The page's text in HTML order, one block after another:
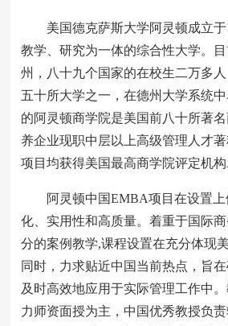
美国德克萨斯大学阿灵顿成立于
教学、研究为一体的综合性大学。
州，八十九个国家的在校生二万多
五十所大学之一，在德州大学系统
的阿灵顿商学院是美国前八十所著
养企业现职中层以上高级管理人才
项目均获得美国最高商学院评定机构
阿灵顿中国EMBA项目在设置上
化、实用性和高质量。着重于国际
分的案例教学,课程设置在充分体现
同时，力求贴近中国当前热点，旨
及时高效地应用于实际管理工作中
力师资面授为主，中国优秀教授负